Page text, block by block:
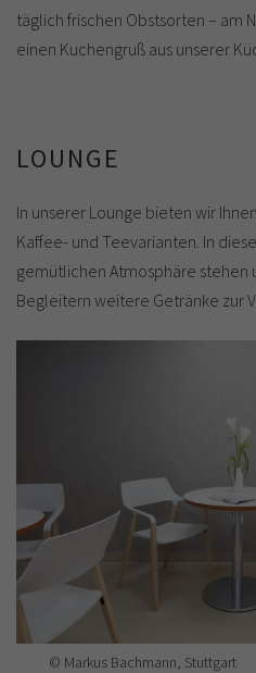
täglich frischen Obstsorten – am
einen Kuchengruß aus unserer
LOUNGE
In unserer Lounge bieten wir
Kaffee- und Teevarianten. In
gemütlichen Atmosphäre stehen
Begleitern weitere Getränke zur
© Markus Bachmann, Stuttgart